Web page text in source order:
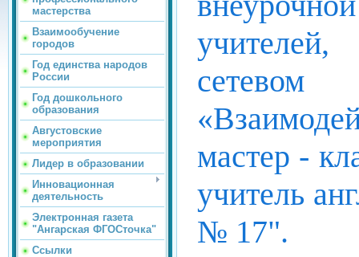
мастерства
Взаимообучение
городов
Год единства народов
России
Год дошкольного
образования
Августовские
мероприятия
Лидер в образовании
Инновационная
деятельность
Электронная газета
"Ангарская ФГОСточка"
Ссылки
сетевом
мастер -
учитель
№ 17".